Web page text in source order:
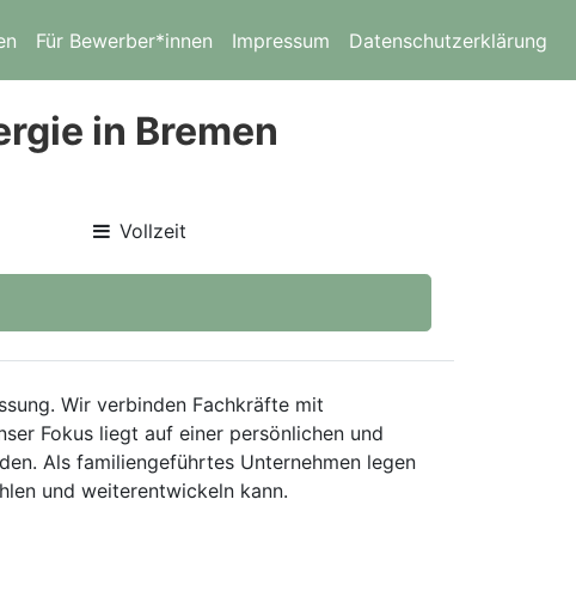
Für Bewerber*innen Impressum Datenschutzerklärung
in Bremen
Vollzeit
Wir verbinden Fachkräfte mit
Fokus liegt auf einer persönlichen und
Als familiengeführtes Unternehmen legen
und weiterentwickeln kann.